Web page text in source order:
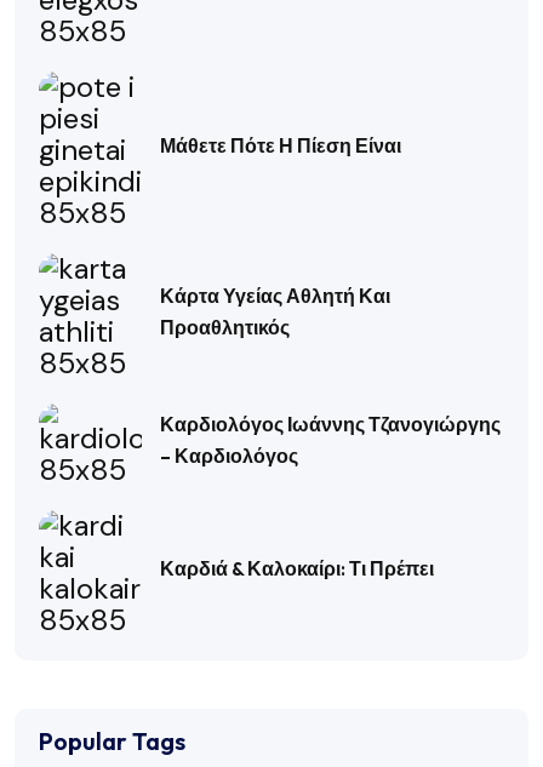
Μάθετε Πότε Η Πίεση Είναι
Κάρτα Υγείας Αθλητή Και
Προαθλητικός
Καρδιολόγος Ιωάννης Τζανογιώργης
– Καρδιολόγος
Καρδιά & Καλοκαίρι: Τι Πρέπει
Popular Tags